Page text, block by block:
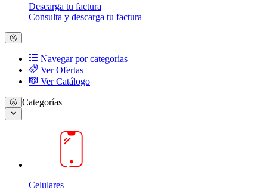
Descarga tu factura
Consulta y descarga tu factura
Navegar por categorias
Ver Ofertas
Ver Catálogo
Categorías
Celulares